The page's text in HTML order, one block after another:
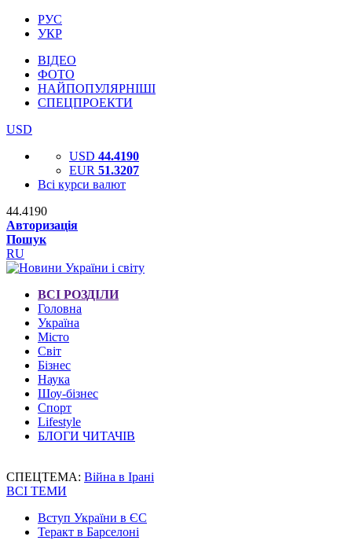
РУС
УКР
ВІДЕО
ФОТО
НАЙПОПУЛЯРНІШІ
СПЕЦПРОЕКТИ
USD
USD 44.4190
EUR 51.3207
Всі курси валют
44.4190
Авторизація
Пошук
RU
ВСІ РОЗДІЛИ
Головна
Україна
Місто
Світ
Бізнес
Наука
Шоу-бізнес
Спорт
Lifestyle
БЛОГИ ЧИТАЧІВ
СПЕЦТЕМА: Війна в Ірані
ВСІ ТЕМИ
Вступ України в ЄС
Теракт в Барселоні